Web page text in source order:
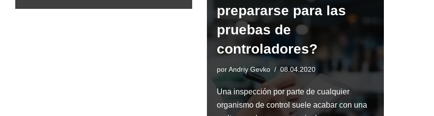
prepararse para las
pruebas de
controladores?
porAndriy Gevko 08.04.2020
Una inspección por parte de cualquier
organismo de control suele acabar con una